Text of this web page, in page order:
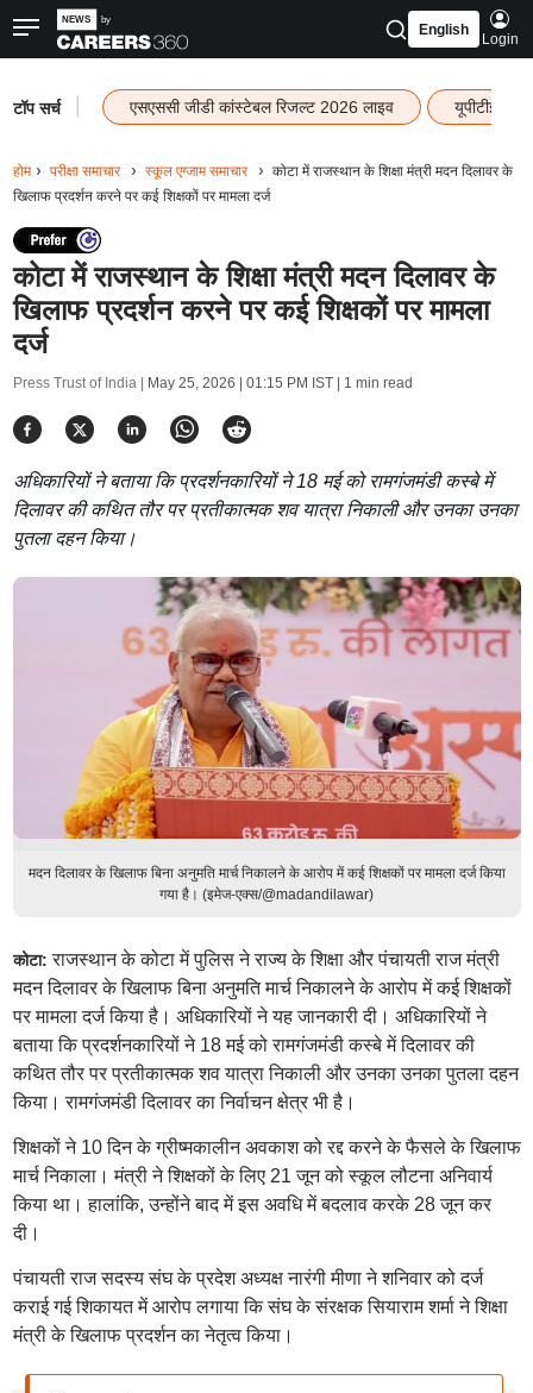
English
Login
टॉप सर्च एसएससी जीडी कांस्टेबल रिजल्ट 2026 लाइव यूपीटीईटी
होम परीक्षा समाचार स्कूल एग्जाम समाचार
कोटा में राजस्थान के शिक्षा मंत्री मदन दिलावर के
खिलाफ प्रदर्शन करने पर कई शिक्षकों पर मामला दर्ज
कोटा में राजस्थान के शिक्षा मंत्री मदन दिलावर के
खिलाफ प्रदर्शन करने पर कई शिक्षकों पर मामला
दर्ज
Press Trust of India | May 25, 2026 | 01:15 PM IST| 1 min read
अधिकारियों ने बताया कि प्रदर्शनकारियों ने 18 मई को रामगंजमंडी कस्बे में
दिलावर की कथित तौर पर प्रतीकात्मक शव यात्रा निकाली और उनका उनका
पुतला दहन किया।
मदन दिलावर के खिलाफ बिना अनुमति मार्च निकालने के आरोप में कई शिक्षकों पर मामला दर्ज किया
गया है। (इमेज-एक्स/@madandilawar)
कोटा: राजस्थान के कोटा में पुलिस ने राज्य के शिक्षा और पंचायती राज मंत्री
मदन दिलावर के खिलाफ बिना अनुमति मार्च निकालने के आरोप में कई शिक्षकों
पर मामला दर्ज किया है। अधिकारियों ने यह जानकारी दी। अधिकारियों ने
बताया कि प्रदर्शनकारियों ने 18 मई को रामगंजमंडी कस्बे में दिलावर की
कथित तौर पर प्रतीकात्मक शव यात्रा निकाली और उनका उनका पुतला दहन
किया। रामगंजमंडी दिलावर का निर्वाचन क्षेत्र भी है।
शिक्षकों ने 10 दिन के ग्रीष्मकालीन अवकाश को रद्द करने के फैसले के खिलाफ
मार्च निकाला। मंत्री ने शिक्षकों के लिए 21 जून को स्कूल लौटना अनिवार्य
किया था। हालांकि, उन्होंने बाद में इस अवधि में बदलाव करके 28 जून कर
दी।
पंचायती राज सदस्य संघ के प्रदेश अध्यक्ष नारंगी मीणा ने शनिवार को दर्ज
कराई गई शिकायत में आरोप लगाया कि संघ के संरक्षक सियाराम शर्मा ने शिक्षा
मंत्री के खिलाफ प्रदर्शन का नेतृत्व किया।